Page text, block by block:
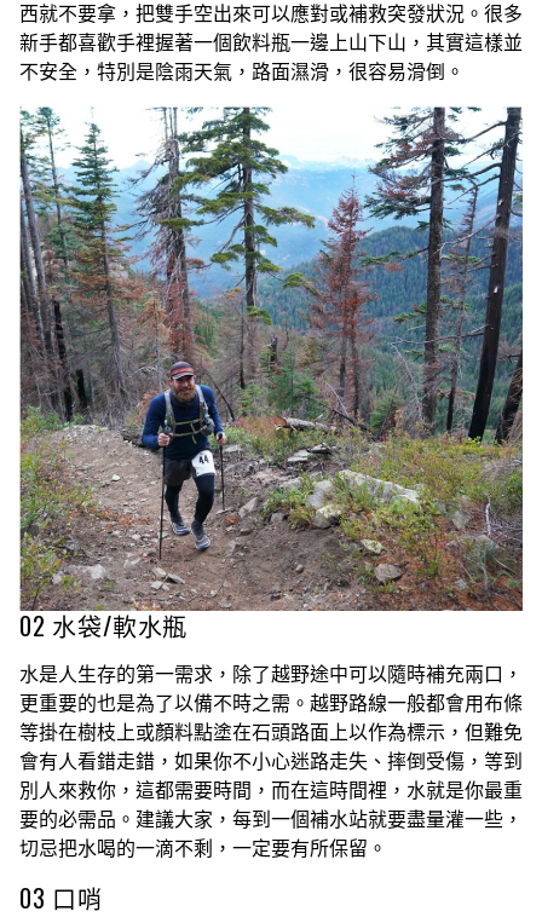
西就不要拿，把雙手空出來可以應對或補救突發狀況。很多
新手都喜歡手裡握著一個飲料瓶一邊上山下山，其實這樣並
不安全，特別是陰雨天氣，路面濕滑，很容易滑倒。
02 水袋/軟水瓶
水是人生存的第一需求，除了越野途中可以隨時補充兩口，
更重要的也是為了以備不時之需。越野路線一般都會用布條
等掛在樹枝上或顏料點塗在石頭路面上以作為標示，但難免
會有人看錯走錯，如果你不小心迷路走失、摔倒受傷，等到
別人來救你，這都需要時間，而在這時間裡，水就是你最重
要的必需品。建議大家，每到一個補水站就要盡量灌一些，
切忌把水喝的一滴不剩，一定要有所保留。
03 口哨